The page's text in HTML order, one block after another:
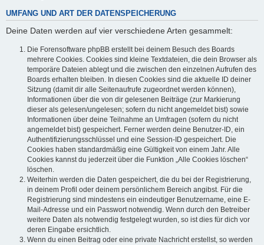
UMFANG UND ART DER DATENSPEICHERUNG
Deine Daten werden auf vier verschiedene Arten gesammelt:
Die Forensoftware phpBB erstellt bei deinem Besuch des Boards
mehrere Cookies. Cookies sind kleine Textdateien, die dein Browser als
temporäre Dateien ablegt und die zwischen den einzelnen Aufrufen des
Boards erhalten bleiben. In diesen Cookies sind die aktuelle ID deiner
Sitzung (damit dir alle Seitenaufrufe zugeordnet werden können),
Informationen über die von dir gelesenen Beiträge (zur Markierung
dieser als gelesen/ungelesen; sofern du nicht angemeldet bist) sowie
Informationen über deine Teilnahme an Umfragen (sofern du nicht
angemeldet bist) gespeichert. Ferner werden deine Benutzer-ID, ein
Authentifizierungsschlüssel und eine Session-ID gespeichert. Die
Cookies haben standardmäßig eine Gültigkeit von einem Jahr. Alle
Cookies kannst du jederzeit über die Funktion „Alle Cookies löschen“
löschen.
Weiterhin werden die Daten gespeichert, die du bei der Registrierung,
in deinem Profil oder deinem persönlichem Bereich angibst. Für die
Registrierung sind mindestens ein eindeutiger Benutzername, eine E-
Mail-Adresse und ein Passwort notwendig. Wenn durch den Betreiber
weitere Daten als notwendig festgelegt wurden, so ist dies für dich vor
deren Eingabe ersichtlich.
Wenn du einen Beitrag oder eine private Nachricht erstellst, so werden